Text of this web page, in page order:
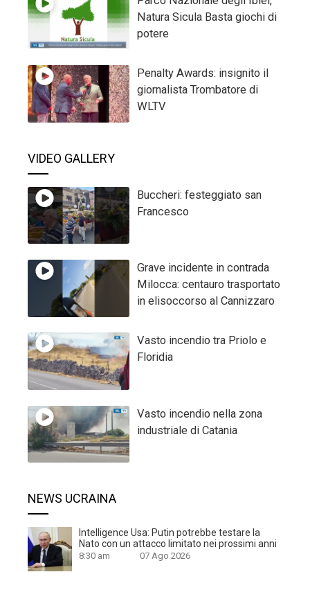
Natura Sicula Basta giochi di
potere
Penalty Awards: insignito il
giornalista Trombatore di
WLTV
VIDEO GALLERY
Buccheri: festeggiato san
Francesco
Grave incidente in contrada
Milocca: centauro trasportato
in elisoccorso al Cannizzaro
Vasto incendio tra Priolo e
Floridia
Vasto incendio nella zona
industriale di Catania
NEWS UCRAINA
Intelligence Usa: Putin potrebbe testare la
Nato con un attacco limitato nei prossimi anni
8:30 am 07 Ago 2026